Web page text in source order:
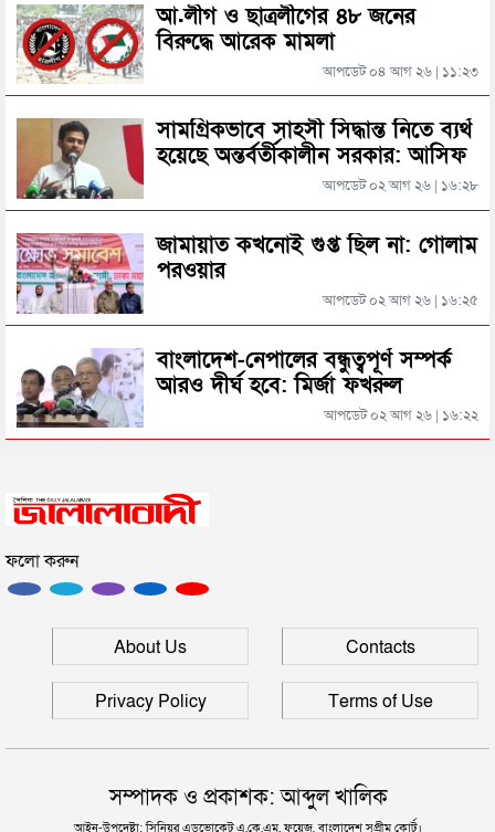
জৈন্তাপুরের নতুন ইউএনও সুনন্দা রায়, দায়িত্ব নিয়েই সেবার
আশ্বাস
সিলেটের কেওয়াছড়া থেকে আটক জুবের
সিলেটে সড়কে ঝরল কিশোরের প্রাণ
রাজধানীর মাদারটেক থেকে তরুণীর খণ্ডিত মাথা ও দুই হাত
উদ্ধার
দিল্লিতে শেখ হাসিনার বক্তব্য দেওয়া নিয়ে পররাষ্ট্র
মন্ত্রণালয়ের ক্ষোভ
সিলেটের সাবেক মন্ত্রী-এমপিরা কে কোথায়?
জুলাই আন্দোলন ছাত্র-জনতার বীরত্বের স্মারকস্তম্ভ:
বিয়ানীবাজারের ইউএনও
সিলেটের জোড়া ব্রিজের পাশ থেকে আটক ফরহাদ- বাদশা
প্রধানমন্ত্রী
সিলেটে আরও দুইজনের মৃত্যু, হাসপাতালে ৩ শতাধিক
আ.লীগ ও ছাত্রলীগের ৪৮ জনের
বিরুদ্ধে আরেক মামলা
আপডেট ০৪ আগ ২৬ | ১১:২৩
সামগ্রিকভাবে সাহসী সিদ্ধান্ত নিতে ব্যর্থ
হয়েছে অন্তর্বর্তীকালীন সরকার: আসিফ
আপডেট ০২ আগ ২৬ | ১৬:২৮
জামায়াত কখনোই গুপ্ত ছিল না: গোলাম
পরওয়ার
আপডেট ০২ আগ ২৬ | ১৬:২৫
বাংলাদেশ-নেপালের বন্ধুত্বপূর্ণ সম্পর্ক
আরও দীর্ঘ হবে: মির্জা ফখরুল
আপডেট ০২ আগ ২৬ | ১৬:২২
ফলো করুন
About Us Contacts
Privacy Policy Terms of Use
সম্পাদক ও প্রকাশক: আব্দুল খালিক
আইন-উপদেষ্টা: সিনিয়র এডভোকেট এ.কে.এম. ফয়েজ, বাংলাদেশ সুপ্রীম কোর্ট।